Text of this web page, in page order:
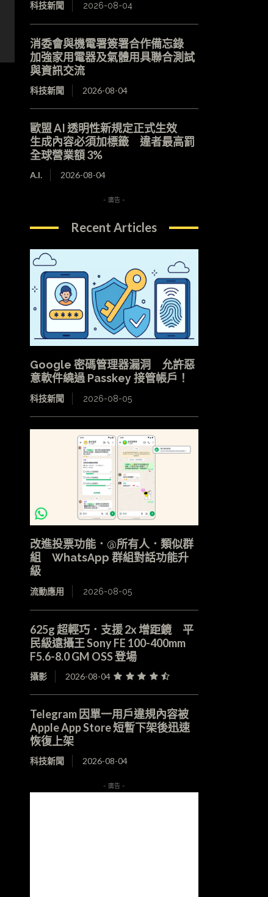
科技新聞 2026-08-04
消委會與機電署簽署合作備忘錄
加強家用電器及氣體用具聯合測試
與資訊交流
科技新聞 2026-08-04
歐盟 AI 透明性新規定正式生效
生成內容必須加標籤 違者最高罰
全球營業額 3%
A.I. 2026-08-04
- 廣告 -
Recent Articles
Google 密碼管理器漏洞 允許惡
意軟件繞過 Passkey 接管帳戶！
科技新聞 2026-08-05
改進投票功能．@所有人．類似群
組 WhatsApp 群組對話功能升
級
流動應用 2026-08-05
625g 超輕巧．支援 2x 增距鏡 平
民級遠攝王 Sony FE 100-400mm
F5.6-8.0 GM OSS 登場
攝影 2026-08-04
Telegram 因單一用戶違規內容被
Apple App Store 短暫下架後迅速
恢復上架
科技新聞 2026-08-04
- 廣告 -